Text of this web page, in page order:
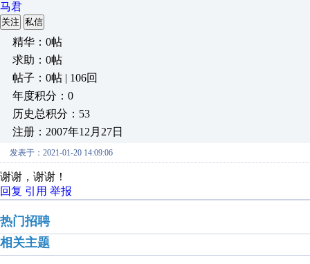
马君
关注 私信
精华：0帖
求助：0帖
帖子：0帖 | 106回
年度积分：0
历史总积分：53
注册：2007年12月27日
发表于：2021-01-20 14:09:06
谢谢，谢谢！
回复 引用 举报
热门招聘
相关主题